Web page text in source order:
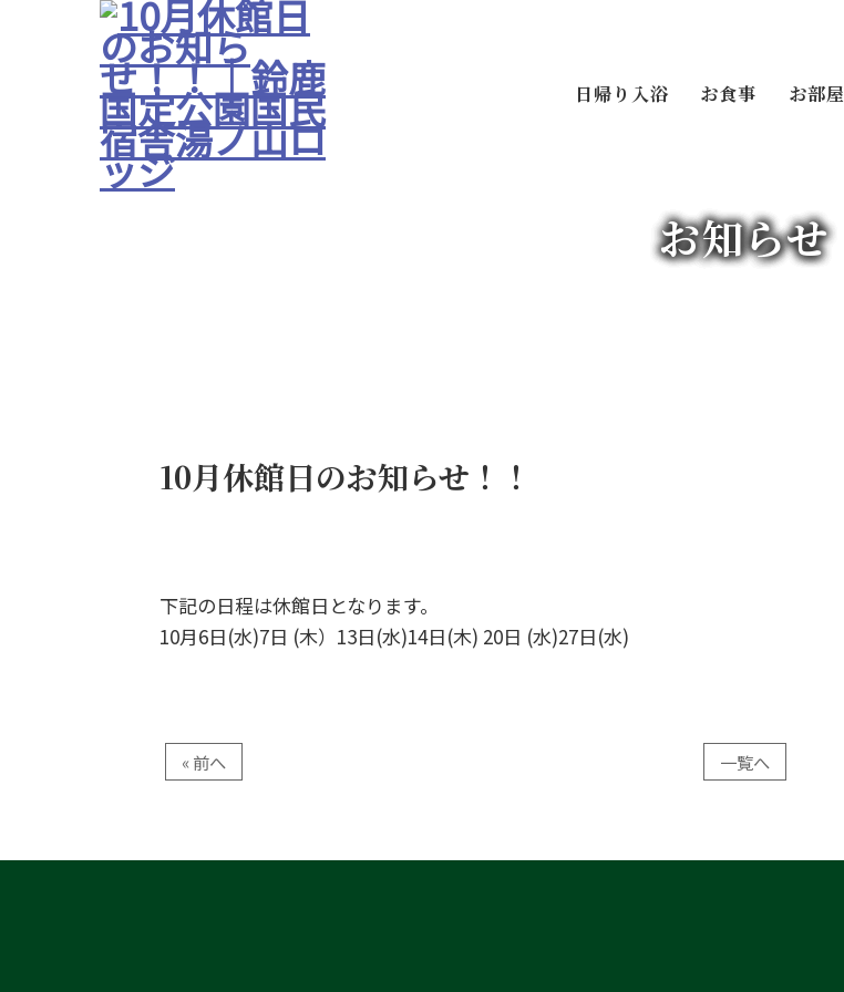
日帰り入浴 お食事 お部屋
お知らせ
10月休館日のお知らせ！！
下記の日程は休館日となります。
10月6日(水)7日 (木）13日(水)14日(木) 20日 (水)27日(水)
« 前へ 一覧へ